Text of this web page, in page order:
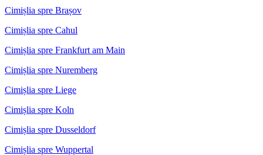
Cimișlia spre Brașov
Cimișlia spre Cahul
Cimișlia spre Frankfurt am Main
Cimișlia spre Nuremberg
Cimișlia spre Liege
Cimișlia spre Koln
Cimișlia spre Dusseldorf
Cimișlia spre Wuppertal